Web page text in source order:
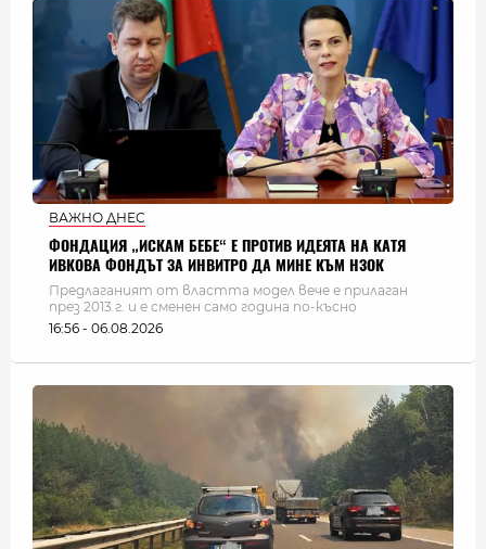
ВАЖНО ДНЕС
ФОНДАЦИЯ „ИСКАМ БЕБЕ“ Е ПРОТИВ ИДЕЯТА НА КАТЯ
ИВКОВА ФОНДЪТ ЗА ИНВИТРО ДА МИНЕ КЪМ НЗОК
Предлаганият от властта модел вече е прилаган
през 2013 г. и е сменен само година по-късно
16:56 - 06.08.2026